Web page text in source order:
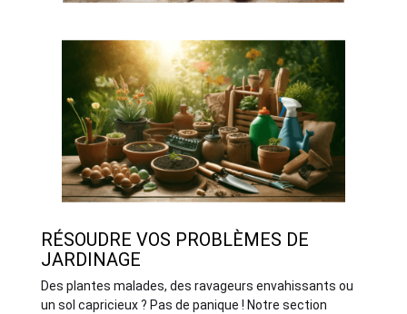
RÉSOUDRE VOS PROBLÈMES DE
JARDINAGE
Des plantes malades, des ravageurs envahissants ou
un sol capricieux ? Pas de panique ! Notre section